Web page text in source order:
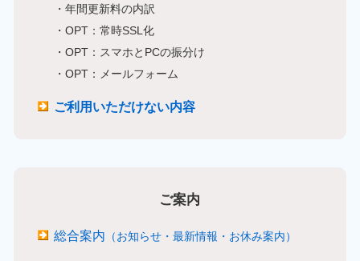
・年間更新料の内訳
・OPT：常時SSL化
・OPT：スマホとPCの振分け
・OPT：メールフォーム
ご利用いただけない内容
ご案内
総合案内 （お知らせ・最新情報・お休み案内）